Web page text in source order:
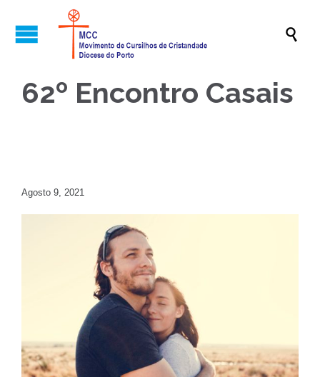

62º Encontro Casais
Agosto 9, 2021